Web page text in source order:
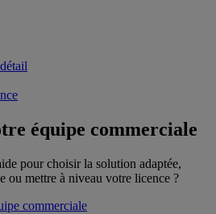
équipe commerciale
pour choisir la solution adaptée,
ou mettre à niveau votre licence ?
commerciale